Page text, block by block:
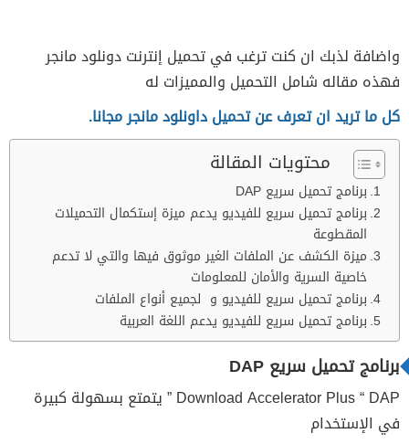
واضافة لذبك ان كنت ترغب في تحميل إنترنت دونلود مانجر
فهذه مقاله شامل التحميل والمميزات له
كل ما تريد ان تعرف عن تحميل داونلود مانجر مجانا.
محتويات المقالة
برنامج تحميل سريع DAP
برنامج تحميل سريع للفيديو يدعم ميزة إستكمال التحميلات
المقطوعة
ميزة الكشف عن الملفات الغير موثوق فيها والتي لا تدعم
خاصية السرية والأمان للمعلومات
برنامج تحميل سريع للفيديو و لجميع أنواع الملفات
برنامج تحميل سريع للفيديو يدعم اللغة العربية
برنامج تحميل سريع DAP
Download Accelerator Plus “ DAP ” يتمتع بسهولة كبيرة
في الإستخدام